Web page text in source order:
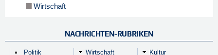
Wirtschaft
NACHRICHTEN-RUBRIKEN
Politik Wirtschaft Kultur